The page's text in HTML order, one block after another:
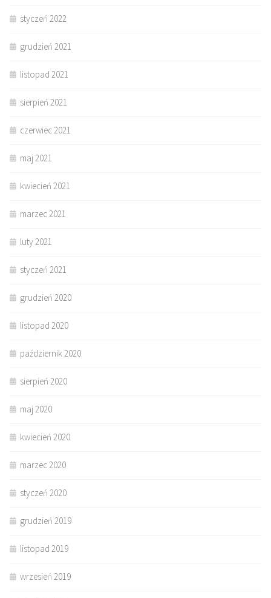
styczeń 2022
grudzień 2021
listopad 2021
sierpień 2021
czerwiec 2021
maj 2021
kwiecień 2021
marzec 2021
luty 2021
styczeń 2021
grudzień 2020
listopad 2020
październik 2020
sierpień 2020
maj 2020
kwiecień 2020
marzec 2020
styczeń 2020
grudzień 2019
listopad 2019
wrzesień 2019